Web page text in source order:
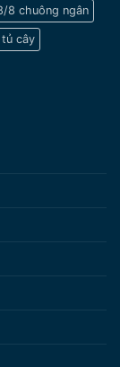
8 chuông ngân
cây